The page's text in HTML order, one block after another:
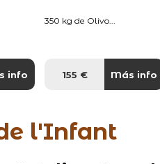
info
350 kg de Olivo...
155 € Más info
l'Infant